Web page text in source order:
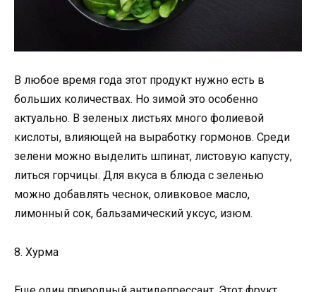
В любое время года этот продукт нужно есть в
больших количествах. Но зимой это особенно
актуально. В зеленых листьях много фолиевой
кислоты, влияющей на выработку гормонов. Среди
зелени можно выделить шпинат, листовую капусту,
литься горчицы. Для вкуса в блюда с зеленью
можно добавлять чеснок, оливковое масло,
лимонный сок, бальзамический уксус, изюм.
8. Хурма